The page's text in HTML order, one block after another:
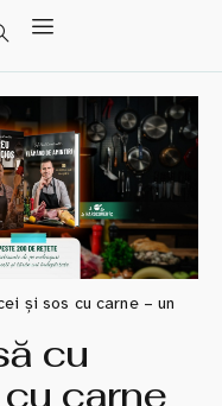
și sos cu carne – un
cu
carne